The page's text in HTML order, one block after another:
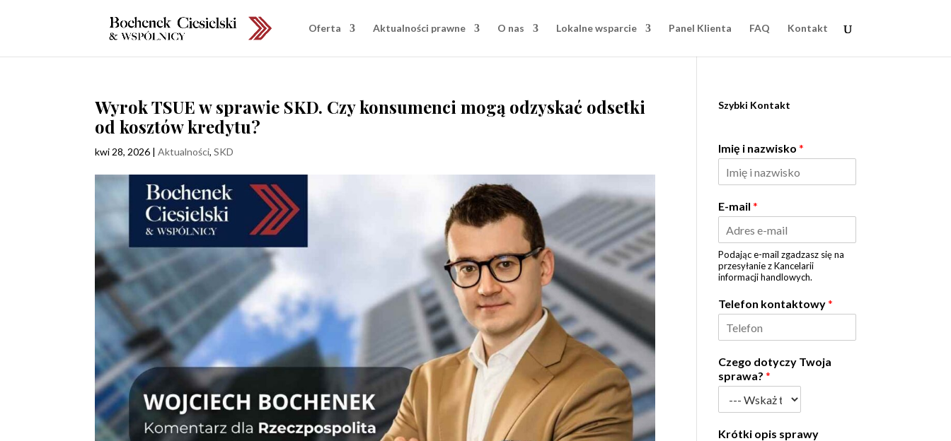
Oferta Aktualności prawne O nas Lokalne wsparcie Panel Klienta FAQ Kontakt
Wyrok TSUE w sprawie SKD. Czy konsumenci mogą odzyskać odsetki
od kosztów kredytu?
kwi 28, 2026 |Aktualności,SKD
Szybki Kontakt
Imię i nazwisko*
E-mail*
Podając e-mail zgadzasz się na
przesyłanie z Kancelarii
informacji handlowych.
Telefon kontaktowy*
Czego dotyczy Twoja
sprawa?*
Krótki opis sprawy